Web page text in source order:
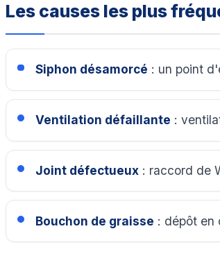
Les causes les plus
Siphon désamorcé : un point
Ventilation défaillante :
Joint défectueux: raccord de
Bouchon de graisse : dépôt en